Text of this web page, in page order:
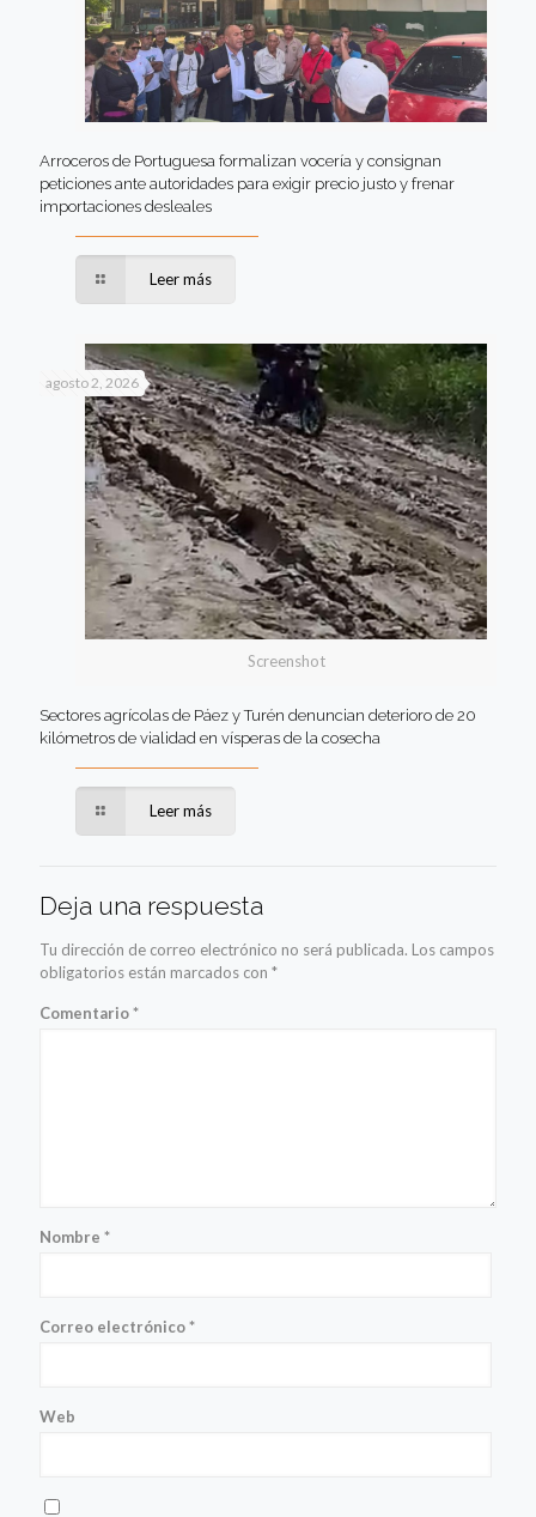
Arroceros de Portuguesa formalizan vocería y consignan
peticiones ante autoridades para exigir precio justo y frenar
importaciones desleales
Leer más
Screenshot
agosto 2, 2026
Sectores agrícolas de Páez y Turén denuncian deterioro de 20
kilómetros de vialidad en vísperas de la cosecha
Leer más
Deja una respuesta
Tu dirección de correo electrónico no será publicada. Los campos
obligatorios están marcados con *
Comentario*
Nombre *
Correo electrónico*
Web